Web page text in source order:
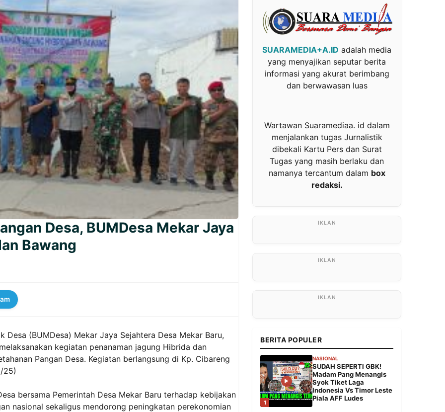
Desa, BUMDesa Mekar Jaya
Bawang
Desa (BUMDesa) Mekar Jaya Sejahtera Desa Mekar Baru,
kegiatan penanaman jagung Hibrida dan
Pangan Desa. Kegiatan berlangsung di Kp. Cibareng
25)
bersama Pemerintah Desa Mekar Baru terhadap kebijakan
nasional sekaligus mendorong peningkatan perekonomian
SUARAMEDIA+A.ID adalah media
yang menyajikan seputar berita
informasi yang akurat berimbang
dan berwawasan luas
Wartawan Suaramediaa. id dalam
menjalankan tugas Jurnalistik
dibekali Kartu Pers dan Surat
Tugas yang masih berlaku dan
namanya tercantum dalam box
redaksi.
BERITA POPULER
1
NASIONAL
SUDAH SEPERTI GBK!
Madam Pang Menangis
Syok Tiket Laga
Indonesia Vs Timor Leste
Piala AFF Ludes